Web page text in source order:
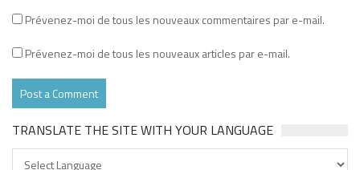
Prévenez-moi de tous les nouveaux commentaires par e-mail.
Prévenez-moi de tous les nouveaux articles par e-mail.
TRANSLATE THE SITE WITH YOUR LANGUAGE